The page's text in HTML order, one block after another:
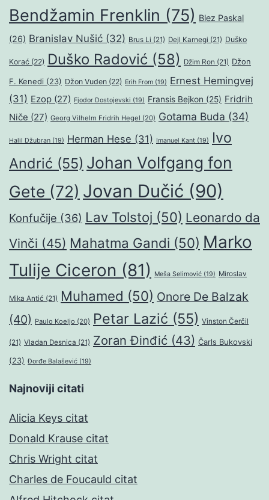
Bendžamin Frenklin (75) Blez Paskal
(26) Branislav Nušić (32) Brus Li (21) Dejl Karnegi (21) Duško
Korać (22) Duško Radović (58) Džim Ron (21) Džon
F. Kenedi (23) Džon Vuden (22) Erih From (19) Ernest Hemingvej
(31) Ezop (27) Fjodor Dostojevski (19) Fransis Bejkon (25) Fridrih
Niče (27) Georg Vilhelm Fridrih Hegel (20) Gotama Buda (34)
Halil Džubran (19) Herman Hese (31) Imanuel Kant (19)
Ivo
Andrić (55) Johan Volfgang fon
Gete (72) Jovan Dučić (90)
Konfučije (36) Lav Tolstoj (50) Leonardo da
Vinči (45) Mahatma Gandi (50) Marko
Tulije Ciceron (81) Meša Selimović (19) Miroslav
Mika Antić (21) Muhamed (50) Onore De Balzak
(40) Paulo Koeljo (20) Petar Lazić (55) Vinston Čerčil
(21) Vladan Desnica (21) Zoran Đinđić (43) Čarls Bukovski
(23) Đorđe Balašević (19)
Najnoviji citati
Alicia Keys citat
Donald Krause citat
Chris Wright citat
Charles de Foucauld citat